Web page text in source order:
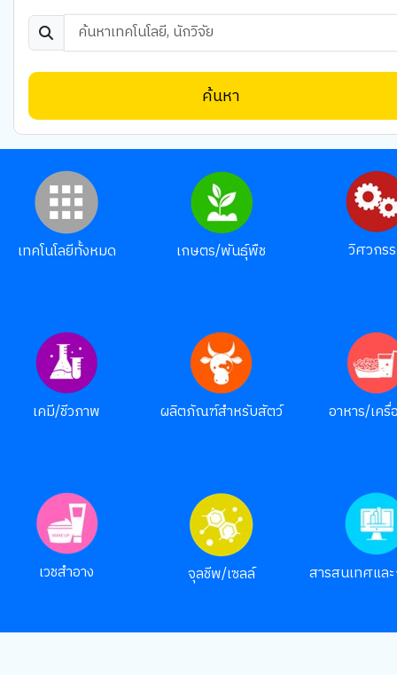
ค้นหา
เทคโนโลยีทั้งหมด เกษตร/พันธุ์พืช วิศวกร
เคมี/ชีวภาพ ผลิตภัณฑ์สำหรับสัตว์ อาหาร/เค
เวชสำอาง จุลชีพ/เซลล์ สารสนเทศแล